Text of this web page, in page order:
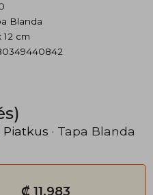
Blanda
12 cm
Piatkus · Tapa Blanda
₡ 11.983